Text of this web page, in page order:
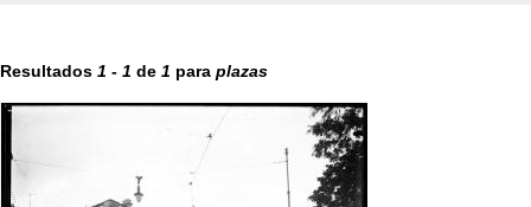
Resultados 1 - 1 de 1 para plazas